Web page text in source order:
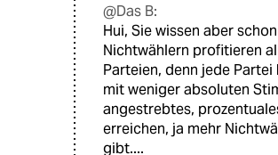
@Das B:
Hui, Sie wissen aber
Nichtwählern profitieren
Parteien, denn jede Partei
mit weniger absoluten
angestrebtes,
erreichen, ja mehr
gibt....